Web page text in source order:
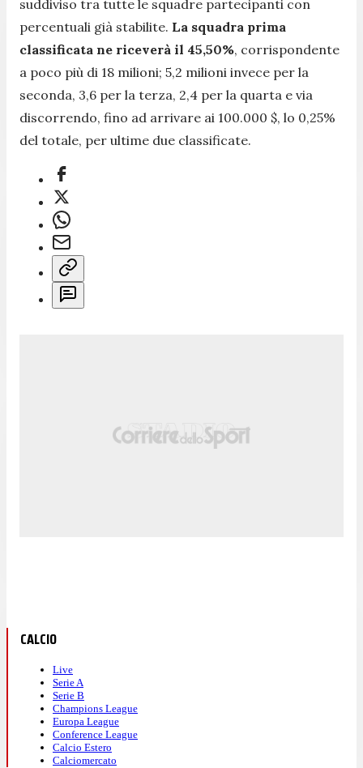
suddiviso tra tutte le squadre partecipanti con
percentuali già stabilite. La squadra prima
classificata ne riceverà il 45,50%, corrispondente
a poco più di 18 milioni; 5,2 milioni invece per la
seconda, 3,6 per la terza, 2,4 per la quarta e via
discorrendo, fino ad arrivare ai 100.000 $, lo 0,25%
del totale, per ultime due classificate.
CALCIO
Live
Serie A
Serie B
Champions League
Europa League
Conference League
Calcio Estero
Calciomercato